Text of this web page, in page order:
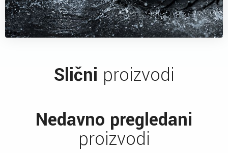
Slični proizvodi
Nedavno pregledani
proizvodi